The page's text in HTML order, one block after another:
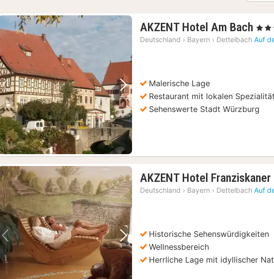
Vorheriges Bild Nächstes Bild
AKZENT Hotel Am Bach 1
, 3
Deutschland › Bayern › Dettelbach Auf
Malerische Lage
Restaurant mit lokalen
Sehenswerte Stadt Würzburg
Vorheriges Bild Nächstes Bild
AKZENT Hotel Franziskaner
Deutschland › Bayern › Dettelbach Auf
Historische Sehenswürdigkeiten
Wellnessbereich
Herrliche Lage mit idyllischer